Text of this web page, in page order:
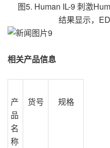
图5. Human IL-9 刺激
结果显示，
相关产品信息
产
品
名
称
货号 规格